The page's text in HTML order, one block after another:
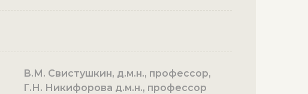
В.М. Свистушкин, д.м.н., профессор,
Г.Н. Никифорова д.м.н., профессор